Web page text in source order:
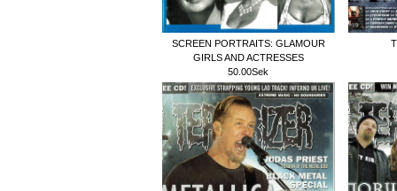
SCREEN PORTRAITS: GLAMOUR
GIRLS AND ACTRESSES
50.00Sek